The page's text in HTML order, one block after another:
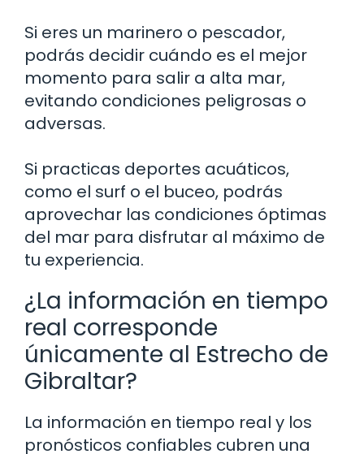
Si eres un marinero o pescador,
podrás decidir cuándo es el mejor
momento para salir a alta mar,
evitando condiciones peligrosas o
adversas.
Si practicas deportes acuáticos,
como el surf o el buceo, podrás
aprovechar las condiciones óptimas
del mar para disfrutar al máximo de
tu experiencia.
¿La información en tiempo
real corresponde
únicamente al Estrecho de
Gibraltar?
La información en tiempo real y los
pronósticos confiables cubren una